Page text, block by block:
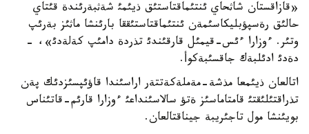
«قازاقستان شاثحاي ئنتئماقتاستئق ذيئمئ شةثبةرئندة قئتاي
حالئق رةسپؤبليكاسئمةن ئنتئماقتاستئققا بارئنشا ماثئز بةرئپ
وتئر. ءوزارا ءئس-قيمئل قارقئندئ تذردة دامئپ كةلةدئ»، -
دةدئ ادئلبةك جاقسئبةكوأ.
اتالعان ذيئمعا مذشة-مةملةكةتتةر اراسئندا قاؤئپسئزدئك پةن
تذراقتئلئقتئ قامتاماسئز ةتؤ سالاسئنداعئ ءوزارا قارئم-قاتئناس
بويئنشا مول تاجئريبة جيناقتالعان.